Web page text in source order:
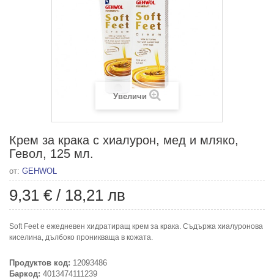
Увеличи
Крем за крака с хиалурон, мед и мляко,
Гевол, 125 мл.
от: GEHWOL
9,31 € / 18,21 лв
Soft Feet e ежедневен хидратиращ крем за крака. Съдържа хиалуронова
киселина, дълбоко проникваща в кожата.
Продуктов код: 12093486
Баркод: 4013474111239